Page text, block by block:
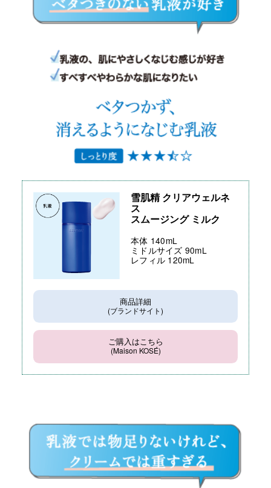
雪肌精 クリアウェルネ
ス
スムージング ミルク
本体 140mL
ミドルサイズ 90mL
レフィル 120mL
商品詳細
(ブランドサイト)
ご購入はこちら
(Maison KOSÉ)